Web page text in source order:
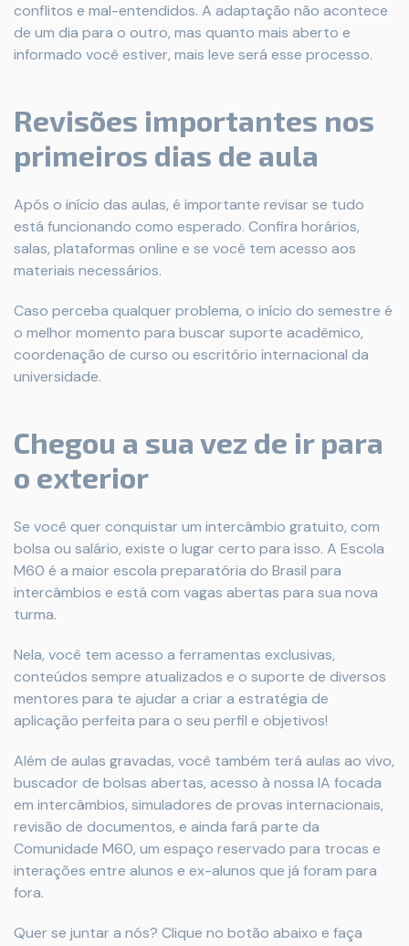
conflitos e mal-entendidos. A adaptação não acontece
de um dia para o outro, mas quanto mais aberto e
informado você estiver, mais leve será esse processo.
Revisões importantes nos
primeiros dias de aula
Após o início das aulas, é importante revisar se tudo
está funcionando como esperado. Confira horários,
salas, plataformas online e se você tem acesso aos
materiais necessários.
Caso perceba qualquer problema, o início do semestre é
o melhor momento para buscar suporte acadêmico,
coordenação de curso ou escritório internacional da
universidade.
Chegou a sua vez de ir para
o exterior
Se você quer conquistar um intercâmbio gratuito, com
bolsa ou salário, existe o lugar certo para isso. A Escola
M60 é a maior escola preparatória do Brasil para
intercâmbios e está com vagas abertas para sua nova
turma.
Nela, você tem acesso a ferramentas exclusivas,
conteúdos sempre atualizados e o suporte de diversos
mentores para te ajudar a criar a estratégia de
aplicação perfeita para o seu perfil e objetivos!
Além de aulas gravadas, você também terá aulas ao vivo,
buscador de bolsas abertas, acesso à nossa IA focada
em intercâmbios, simuladores de provas internacionais,
revisão de documentos, e ainda fará parte da
Comunidade M60, um espaço reservado para trocas e
interações entre alunos e ex-alunos que já foram para
fora.
Quer se juntar a nós? Clique no botão abaixo e faça